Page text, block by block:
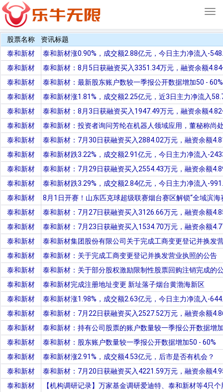
股票名称
资讯标题
泰和新材
泰和新材涨0.90%，成交额2.88亿元，今日主力净流入-
泰和新材
泰和新材：8月5日获融资买入3351.34万元，融资余额
泰和新材
泰和新材：最新股东账户数较一季报公开数据增加50 - 60%
泰和新材
泰和新材涨1.81%，成交额2.25亿元，近3日主力净流入
泰和新材
泰和新材：8月3日获融资买入1947.49万元，融资余额
泰和新材
泰和新材：投资者询问芳纶在机器人领域应用，董秘称尚
泰和新材
泰和新材：7月30日获融资买入2884.02万元，融资余额
泰和新材
泰和新材跌3.22%，成交额2.91亿元，今日主力净流入-
泰和新材
泰和新材：7月29日获融资买入2554.43万元，融资余额
泰和新材
泰和新材跌3.29%，成交额2.84亿元，今日主力净流入-
泰和新材
8月1日开赛！山东匹克球超级联赛烟台赛区解锁“全域滨海
泰和新材
泰和新材：7月27日获融资买入3126.66万元，融资余额
泰和新材
泰和新材：7月23日获融资买入1534.70万元，融资余额
泰和新材
泰和新材集团股份有限公司关于完成工商变更登记并换发
泰和新材
泰和新材：关于完成工商变更登记并换发营业执照的公告
泰和新材
泰和新材：关于部分股权激励限制性股票回购注销完成的
泰和新材
泰和新材完成注册地址变更 新址落子烟台黄渤海新区
泰和新材
泰和新材涨1.98%，成交额2.63亿元，今日主力净流入-
泰和新材
泰和新材：7月22日获融资买入2527.52万元，融资余额
泰和新材
泰和新材：持有公司股票的账户数量较一季报公开数据增
泰和新材
泰和新材：股东账户数量较一季报公开数据增加50 - 60%
泰和新材
泰和新材涨2.91%，成交额4.53亿元，后市是否有机会？
泰和新材
泰和新材：7月20日获融资买入4221.59万元，融资余额
泰和新材
【机构调研记录】万家基金调研爱迪特、泰和新材等4只